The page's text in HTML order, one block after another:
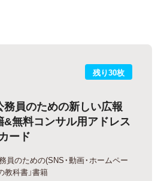
残り30枚
務員のための新しい広報
&無料コンサル用アドレス
ード
員のための(SNS・動画・ホームペー
教科書」書籍